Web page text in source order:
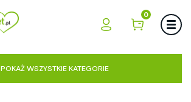
0
POKAŻ WSZYSTKIE KATEGORIE